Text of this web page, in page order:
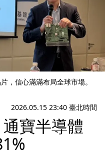
，信心滿滿布局全球市場。
2026.05.15 23:40 臺北時間
寶半導體